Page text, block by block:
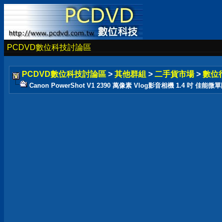
PCDVD數位科技討論區
PCDVD數位科技討論區 > 其他群組 > 二手貨市場 > 數位
Canon PowerShot V1 2390 萬像素 Vlog影音相機 1.4 吋 佳能微